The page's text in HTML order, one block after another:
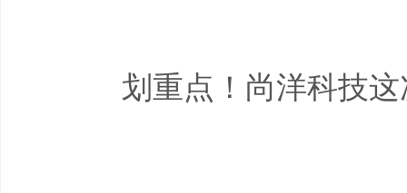
划重点！尚洋科技